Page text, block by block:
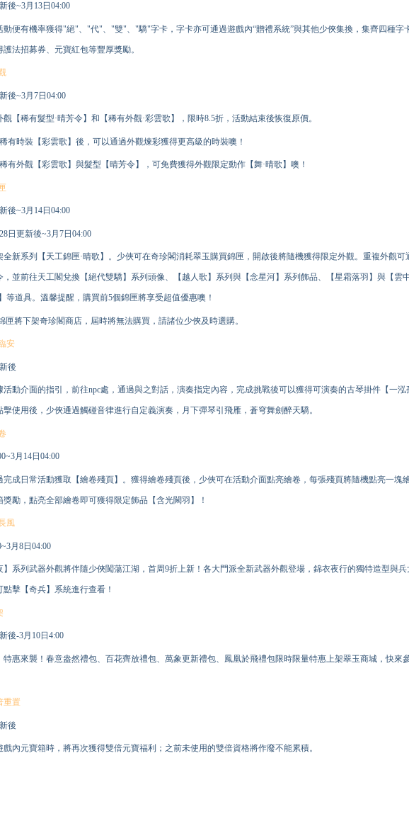
後~3月13日04:00
動便有機率獲得"絕"、"代"、"雙"、"驕"字卡，字卡亦可通過遊戲內“贈禮系統”與其他少俠集換，集齊四種字
法招募券、元寶紅包等豐厚獎勵。
後~3月7日04:00
【稀有髮型·晴芳令】和【稀有外觀·彩雲歌】，限時8.5折，活動結束後恢復原價。
有時裝【彩雲歌】後，可以通過外觀煉彩獲得更高級的時裝噢！
有外觀【彩雲歌】與髮型【晴芳令】，可免費獲得外觀限定動作【舞·晴歌】噢！
後~3月14日04:00
日更新後~3月7日04:00
全新系列【天工錦匣·晴歌】。少俠可在奇珍閣消耗翠玉購買錦匣，開啟後將隨機獲得限定外觀。重複外觀
，並前往天工閣兌換【絕代雙驕】系列頭像、【越人歌】系列與【念星河】系列飾品、【星霜落羽】與【雲
等道具。溫馨提醒，購買前5個錦匣將享受超值優惠噢！
匣將下架奇珍閣商店，屆時將無法購買，請諸位少俠及時選購。
安
後
動介面的指引，前往npc處，通過與之對話，演奏指定內容，完成挑戰後可以獲得可演奏的古琴掛件【一
使用後，少俠通過觸碰音律進行自定義演奏，月下彈琴引飛雁，蒼穹舞劍醉天驕。
月14日04:00
完成日常活動獲取【繪卷殘頁】。獲得繪卷殘頁後，少俠可在活動介面點亮繪卷，每張殘頁將隨機點亮一塊
勵，點亮全部繪卷即可獲得限定飾品【含光闕羽】！
風
月8日04:00
】系列武器外觀將伴隨少俠闖蕩江湖，首周9折上新！各大門派全新武器外觀登場，錦衣夜行的獨特造型與
擊【奇兵】系統進行查看！
後-3月10日4:00
特惠來襲！春意盎然禮包、百花齊放禮包、萬象更新禮包、鳳凰於飛禮包限時限量特惠上架翠玉商城，快來
重置
後
內元寶箱時，將再次獲得雙倍元寶福利；之前未使用的雙倍資格將作廢不能累積。